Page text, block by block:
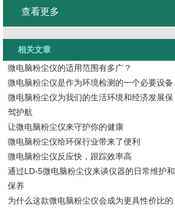
查看更多
相关文章
微电脑粉尘仪的适用范围有多广？
微电脑粉尘仪是作为环境检测的一个必要设备
微电脑粉尘仪为我们的生活环境和经济发展保
驾护航
让微电脑粉尘仪来守护你的健康
微电脑粉尘仪给环保行业带来了便利
微电脑粉尘仪反应快，跟踪效率高
通过LD-5微电脑粉尘仪来谈仪器的日常维护和
保养
为什么这款微电脑粉尘仪会成为更具性价比的